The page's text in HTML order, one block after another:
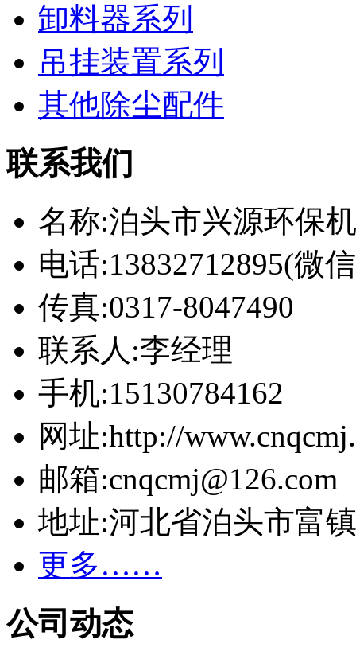
卸料器系列
吊挂装置系列
其他除尘配件
联系我们
名称:泊头市兴源环保
电话:13832712895(微
传真:0317-8047490
联系人:李经理
手机:15130784162
网址:http://
邮箱:cnqcmj@126.com
地址:河北省泊头市富
更多……
公司动态